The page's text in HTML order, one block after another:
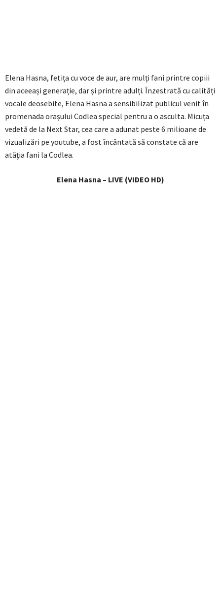
Elena Hasna, fetița cu voce de aur, are mulți fani printre copiii
din aceeași generație, dar și printre adulți. Înzestrată cu calități
vocale deosebite, Elena Hasna a sensibilizat publicul venit în
promenada orașului Codlea special pentru a o asculta. Micuța
vedetă de la Next Star, cea care a adunat peste 6 milioane de
vizualizări pe youtube, a fost încântată să constate că are
atâția fani la Codlea.
Elena Hasna – LIVE (VIDEO HD)